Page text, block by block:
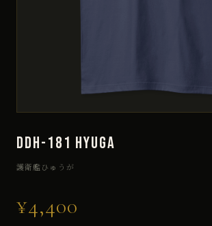
DDH-181 HYUGA
護衛艦ひゅうが
¥4,400